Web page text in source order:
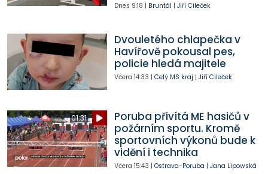
Dnes 9:18 | Bruntál | Jiří Cileček
Dvouletého chlapečka v
Havířově pokousal pes,
policie hledá majitele
Včera 14:33 | Celý MS kraj | Jiří Cileček
01:31
Poruba přivítá ME hasičů v
požárním sportu. Kromě
sportovních výkonů bude k
vidění i technika
Včera 15:43 | Ostrava-Poruba | Jana Lipowská